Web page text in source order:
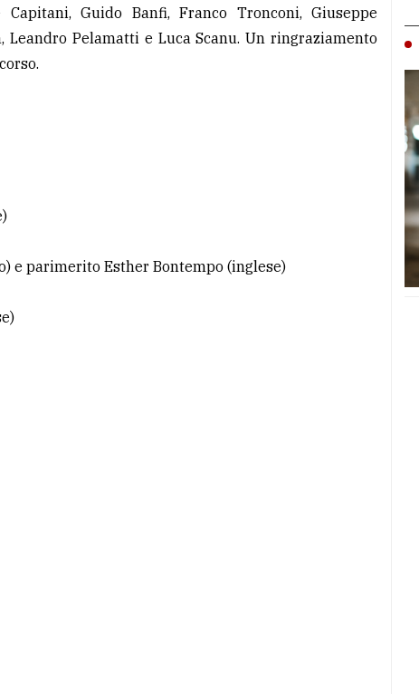
Guido Banfi, Franco Tronconi, Giuseppe
Leandro Pelamatti e Luca Scanu. Un ringraziamento
e parimerito Esther Bontempo (inglese)